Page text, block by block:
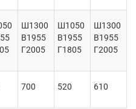
Ш1300
В1955
Г2005
Ш1050
В1955
Г1805
Ш1300
В1955
Г2005
700 520 610